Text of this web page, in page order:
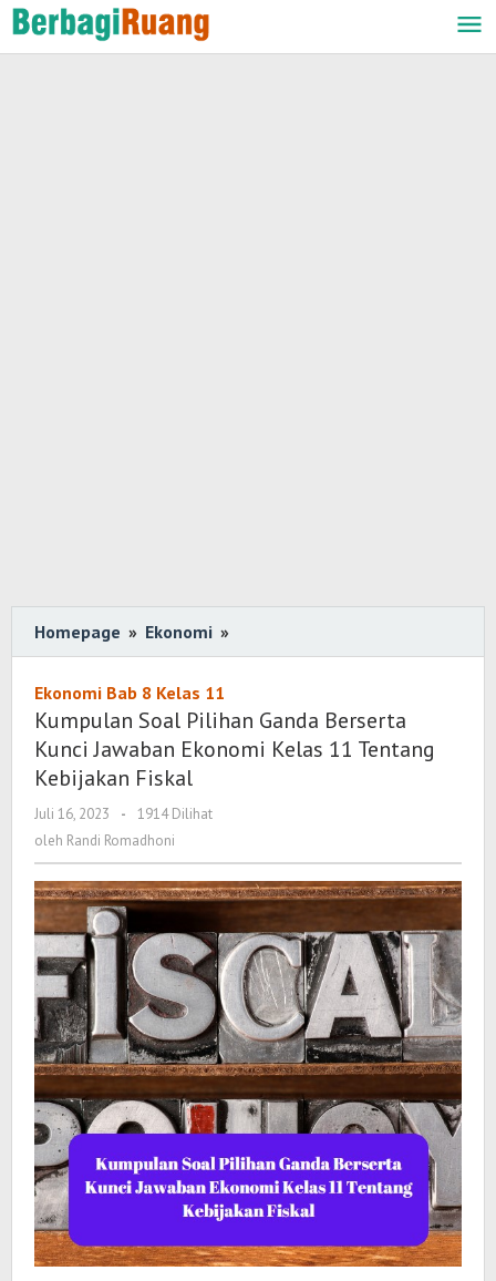
Lewati
ke
Homepage » Ekonomi »
Soal
Ganda
Berserta
11
Tentang
Kebijakan
Fiskal
Ekonomi Bab 8 Kelas 11
Kumpulan Soal Pilihan Ganda Berserta
Kunci Jawaban Ekonomi Kelas 11 Tentang
Kebijakan Fiskal
Juli 16, 2023
oleh
Randi
-
1914 Dilihat
oleh Randi Romadhoni